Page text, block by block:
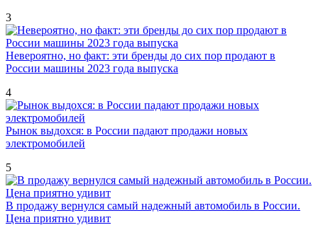
3
Невероятно, но факт: эти бренды до сих пор продают в
России машины 2023 года выпуска
4
Рынок выдохся: в России падают продажи новых
электромобилей
5
В продажу вернулся самый надежный автомобиль в России.
Цена приятно удивит